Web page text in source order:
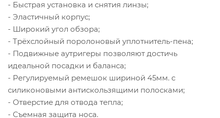
- Быстрая установка и снятия линзы;
- Эластичный корпус;
- Широкий угол обзора;
- Трёхслойный поролоновый уплотнитель-пена;
- Подвижные аутригеры позволяют достичь
идеальной посадки и баланса;
- Регулируемый ремешок шириной 45мм. с
силиконовыми антискользящими полосками;
- Отверстие для отвода тепла;
- Съемная защита носа.